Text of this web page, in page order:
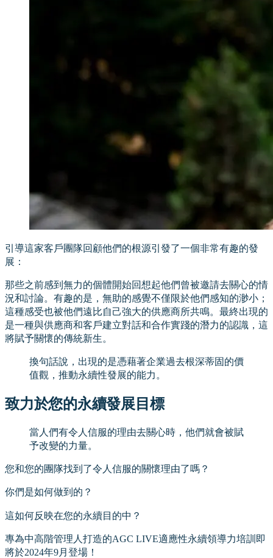
引導這家客戶團隊回顧他們的根源引發了一個非常有趣的發
展：
那些之前感到無力的個體開始回想起他們曾被邀請去關心的情
況和討論。有趣的是，無助的感覺不僅限於他們感知的渺小；
這種感受也被他們遠比自己強大的供應商所共鳴。最終出現的
是一種與供應商和客戶建立對話和合作實踐的潛力的認識，這
將賦予關懷的傳統新生。
換句話說，出現的是憑藉著企業過去根深蒂固的價
值觀，推動永續性發展的能力。
致力於您的永續發展目標
當人們有令人信服的理由去關心時，他們就會被賦
予改變的力量。
您和您的團隊找到了令人信服的關懷理由了嗎？
你們是如何做到的？
這如何反映在您的永續目的中？
專為中高階管理人打造的AGC LIVE適應性永續領導力培訓即
將於2024年9月登場！